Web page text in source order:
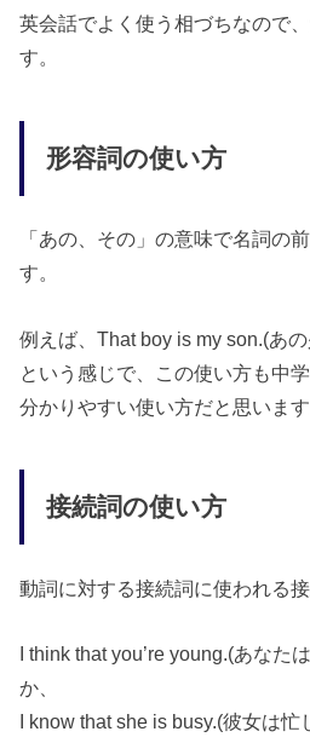
英会話でよく使う相づちなので
す。
形容詞の使い方
「あの、その」の意味で名詞の
す。
例えば、That boy is my son.(あ
という感じで、この使い方も中
分かりやすい使い方だと思います
接続詞の使い方
動詞に対する接続詞に使われる接
I think that you’re young.(あなた
か、
I know that she is busy.(彼女は忙